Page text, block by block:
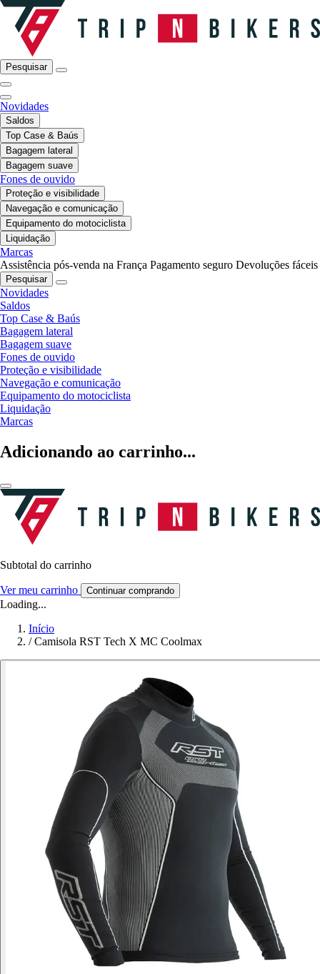
Pesquisar
Novidades
Saldos
Top Case & Baús
Bagagem lateral
Bagagem suave
Fones de ouvido
Proteção e visibilidade
Navegação e comunicação
Equipamento do motociclista
Liquidação
Marcas
Assistência pós-venda na França Pagamento seguro Devoluções fáceis
Pesquisar
Novidades
Saldos
Top Case & Baús
Bagagem lateral
Bagagem suave
Fones de ouvido
Proteção e visibilidade
Navegação e comunicação
Equipamento do motociclista
Liquidação
Marcas
Adicionando ao carrinho...
Subtotal do carrinho
Ver meu carrinho Continuar comprando
Loading...
Início
/ Camisola RST Tech X MC Coolmax